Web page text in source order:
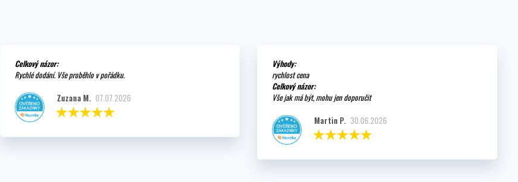
Celkový názor:
Rychlé dodání. Vše proběhlo v pořádku.
Zuzana M. 07.07.2026
Výhody:
rychlost cena
Celkový názor:
Vše jak má být, mohu jen doporučit
Martin P. 30.06.2026